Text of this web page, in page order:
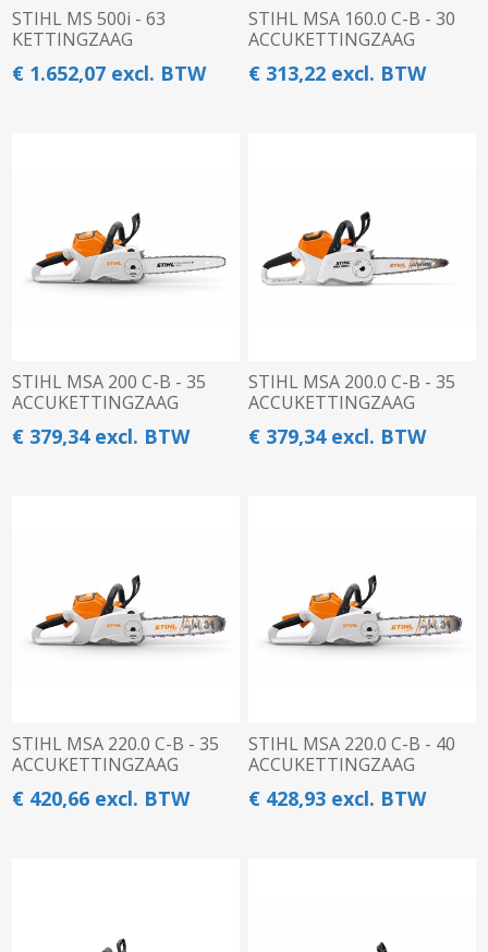
STIHL MS 500i - 63
KETTINGZAAG
€ 1.652,07 excl. BTW
STIHL MSA 160.0 C-B - 30
ACCUKETTINGZAAG
€ 313,22 excl. BTW
STIHL MSA 200 C-B - 35
ACCUKETTINGZAAG
€ 379,34 excl. BTW
STIHL MSA 200.0 C-B - 35
ACCUKETTINGZAAG
€ 379,34 excl. BTW
STIHL MSA 220.0 C-B - 35
ACCUKETTINGZAAG
€ 420,66 excl. BTW
STIHL MSA 220.0 C-B - 40
ACCUKETTINGZAAG
€ 428,93 excl. BTW